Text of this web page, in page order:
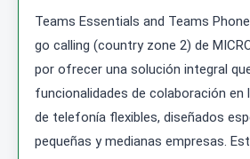
Teams Essentials and Teams
go calling (country zone 2) de
por ofrecer una solución integral
funcionalidades de colaboración en
de telefonía flexibles, diseñados
pequeñas y medianas empresas.